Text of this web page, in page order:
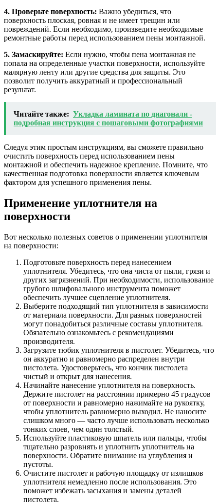
4. Проверьте поверхность: Важно убедиться, что
поверхность плоская, ровная и не имеет трещин или
повреждений. Если необходимо, произведите необходимые
ремонтные работы перед использованием пены монтажной.
5. Замаскируйте: Если нужно, чтобы пена монтажная не
попала на определенные участки поверхности, используйте
малярную ленту или другие средства для защиты. Это
позволит получить аккуратный и профессиональный
результат.
Читайте также: Укладка ламината по диагонали -
подробная инструкция с пошаговыми фотографиями
Следуя этим простым инструкциям, вы сможете правильно
очистить поверхность перед использованием пены
монтажной и обеспечить надежное крепление. Помните, что
качественная подготовка поверхности является ключевым
фактором для успешного применения пены.
Применение уплотнителя на
поверхности
Вот несколько полезных советов о применении уплотнителя
на поверхности:
Подготовьте поверхность перед нанесением
уплотнителя. Убедитесь, что она чиста от пыли, грязи и
других загрязнений. При необходимости, использование
грубого шлифовального инструмента поможет
обеспечить лучшее сцепление уплотнителя.
Выберите подходящий тип уплотнителя в зависимости
от материала поверхности. Для разных поверхностей
могут понадобиться различные составы уплотнителя.
Обязательно ознакомьтесь с рекомендациями
производителя.
Загрузите тюбик уплотнителя в пистолет. Убедитесь, что
он аккуратно и равномерно распределен внутри
пистолета. Удостоверьтесь, что кончик пистолета
чистый и открыт для нанесения.
Начинайте нанесение уплотнителя на поверхность.
Держите пистолет на расстоянии примерно 45 градусов
от поверхности и равномерно нажимайте на рукоятку,
чтобы уплотнитель равномерно выходил. Не наносите
слишком много — часто лучше использовать несколько
тонких слоев, чем один толстый.
Используйте пластиковую шпатель или пальцы, чтобы
тщательно разровнять и уплотнить уплотнитель на
поверхности. Обратите внимание на углубления и
пустоты.
Очистите пистолет и рабочую площадку от излишков
уплотнителя немедленно после использования. Это
поможет избежать засыхания и замены деталей
пистолета.